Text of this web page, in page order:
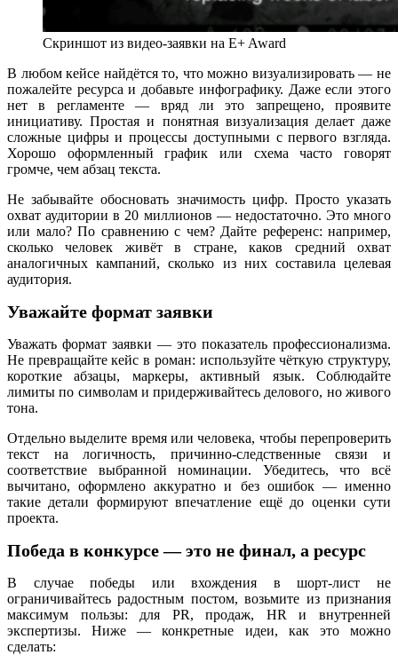
Скриншот из видео-заявки на E+ Award
В любом кейсе найдётся то, что можно визуализировать — не
пожалейте ресурса и добавьте инфографику. Даже если этого
нет в регламенте — вряд ли это запрещено, проявите
инициативу. Простая и понятная визуализация делает даже
сложные цифры и процессы доступными с первого взгляда.
Хорошо оформленный график или схема часто говорят
громче, чем абзац текста.
Не забывайте обосновать значимость цифр. Просто указать
охват аудитории в 20 миллионов — недостаточно. Это много
или мало? По сравнению с чем? Дайте референс: например,
сколько человек живёт в стране, каков средний охват
аналогичных кампаний, сколько из них составила целевая
аудитория.
Уважайте формат заявки
Уважать формат заявки — это показатель профессионализма.
Не превращайте кейс в роман: используйте чёткую структуру,
короткие абзацы, маркеры, активный язык. Соблюдайте
лимиты по символам и придерживайтесь делового, но живого
тона.
Отдельно выделите время или человека, чтобы перепроверить
текст на логичность, причинно-следственные связи и
соответствие выбранной номинации. Убедитесь, что всё
вычитано, оформлено аккуратно и без ошибок — именно
такие детали формируют впечатление ещё до оценки сути
проекта.
Победа в конкурсе — это не финал, а ресурс
В случае победы или вхождения в шорт-лист не
ограничивайтесь радостным постом, возьмите из признания
максимум пользы: для PR, продаж, HR и внутренней
экспертизы. Ниже — конкретные идеи, как это можно
сделать: